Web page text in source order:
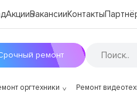
АкцииВакансииКонтакты
ремонт
оргтехники Ремонт